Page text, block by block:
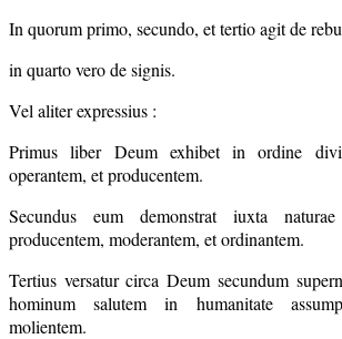
In quorum primo, secundo, et tertio agit de
in quarto vero de signis.
Vel aliter expressius :
Primus liber Deum exhibet in ordine
operantem, et producentem.
Secundus eum demonstrat iuxta
producentem, moderantem, et ordinantem.
Tertius versatur circa Deum secundum
hominum salutem in humanitate
molientem.